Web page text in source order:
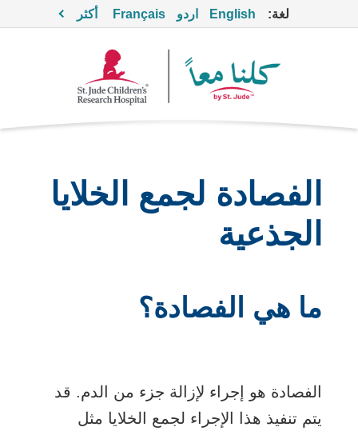
لغة: English اردو Français أكثر
الفصادة لجمع الخلايا
الجذعية
ما هي الفصادة؟
الفصادة هو إجراء لإزالة جزء من الدم. قد
يتم تنفيذ هذا الإجراء لجمع الخلايا مثل